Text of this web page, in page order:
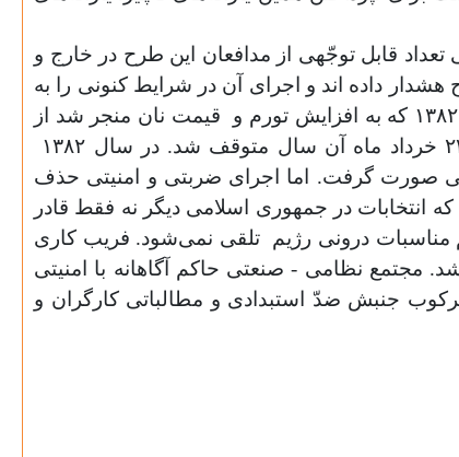
قابل توجّهی از مدافعان این طرح در خارج و
داده اند و اجرای آن در شرایط کنونی را به
قیمت نان منجر شد از
صورت گرفت. اما اجرای ضربتی و امنیتی حذف
انتخابات در جمهوری اسلامی دیگر نه فقط قادر
درونی رژیم
تلقی‌ نمی‌شود. فریب کاری
مجتمع نظامی - صنعتی حاکم آگاهانه با امنیتی
جنبش ضدّ استبدادی و مطالباتی کارگران و